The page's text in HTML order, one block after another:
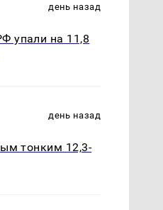
день назад
упали на 11,8
день назад
тонким 12,3-